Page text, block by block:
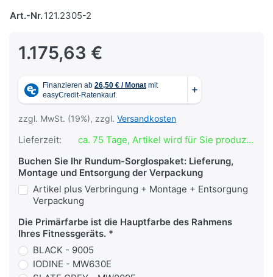
Art.-Nr.121.2305-2
1.175,63 €
zzgl. MwSt. (19%), zzgl. Versandkosten
Lieferzeit:
ca. 75 Tage, Artikel wird für Sie produziert
Buchen Sie Ihr Rundum-Sorglospaket: Lieferung,
Montage und Entsorgung der Verpackung
Artikel plus Verbringung + Montage + Entsorgung
Verpackung
Die Primärfarbe ist die Hauptfarbe des Rahmens
Ihres Fitnessgeräts.
BLACK - 9005
IODINE - MW630E